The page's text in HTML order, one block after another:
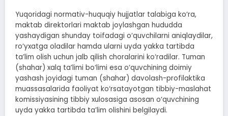
Yuqoridagi normativ-huquqiy hujjatlar talabiga ko‘ra,
maktab direktorlari maktab joylashgan hududda
yashaydigan shunday toifadagi o‘quvchilarni aniqlaydilar,
ro‘yxatga oladilar hamda ularni uyda yakka tartibda
ta’lim olish uchun jalb qilish choralarini ko‘radilar. Tuman
(shahar) xalq ta’limi bo‘limi esa o‘quvchining doimiy
yashash joyidagi tuman (shahar) davolash-profilaktika
muassasalarida faoliyat ko‘rsatayotgan tibbiy-maslahat
komissiyasining tibbiy xulosasiga asosan o‘quvchining
uyda yakka tartibda ta’lim olishini belgilaydi.